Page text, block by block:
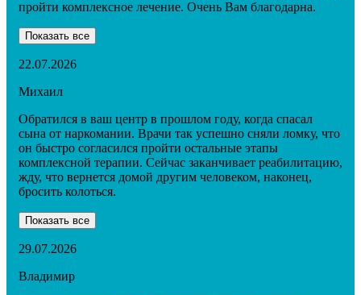
пройти комплексное лечение. Очень Вам благодарна.
Показать все
22.07.2026
Михаил
Обратился в ваш центр в прошлом году, когда спасал
сына от наркомании. Врачи так успешно сняли ломку, что
он быстро согласился пройти остальные этапы
комплексной терапии. Сейчас заканчивает реабилитацию,
жду, что вернется домой другим человеком, наконец,
бросить колоться.
Показать все
29.07.2026
Владимир